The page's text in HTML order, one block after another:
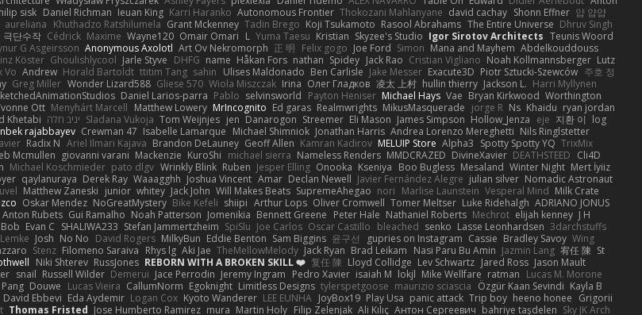
sisk Daniel Richman Ieuan King Karri Haranko Autonomous Frontier Thokozani Mahlanyane david cachay Shonn Effner 얍 얍얍
aureliana Khuthadzo Ratshilumela Grant Mckenney Tadin Brego Koji Tsukamoto Rasool Abrahams The Entire Universe Dhruv Singh
극단수작 Cédrick Maxime Wayne120 Omair Omari L Yuma Taesu Kristian Skyzee's Studio Igor Sirotov Architects Teunis Woord
G Asgeirsson Anonymous Axolotl Art Ov Nekromorph 正 明 Felix gogo Joe Ford Simon Mana and Mayhem Abdelkouddouss
Köster Ghoulishlycool Jarle Styve DHFG name Håkan Fors nathan Spidey Jack Rao Cristian Vigliano Noah Kollmannsberger Lutz
Vo Andrew Horald Bartoldt ttitim Tang sahin Ulises Maldonado Ben Carlisle Jake Messer Exacute3D Piotr Sztucki-Szewców 주호 정
Greg Miller Wonder Lizard588 Gliese 570 Wiola Miszczak Irina Олег Гладков 凌太 上村 hullin thierry Jackson L. Harri Myllynen
Daniel Larios-parra Pablo selvinsworld Payton Heniser Michael Hays Vae Bryan Kirkwood Worthington
Ott Menyhárt Marcell Matthew Lowery MrIncognito Ed garas Realmwrights MikusMasquerade jorge R Ns Khaidu ryan jordan
Khetabi יניב חלה Sladana Vukoja Tom Weijnjes jen Danarogon Streemer Eli Mason James Simpson Hollow_Jenza eje 지환 이 log
rajabbayev Crewman 47 Isabelle Lamarque Michael Shimniok Jonathan Harris Andrea Lorenzo Mereghetti Nils Ringlstetter
Radix N Ariel Ilmari Kajava Brandon DeLauney Geoff Allen Kamran Kadirov MELUIP Store Alpha3 Spotty Spotty YQ TrixMix
Mcmullen giovanni varani Mackenzie KuroShi michael sierra Nameless Renders MMDCRAZED DivineXavier DEATHSTEED Cli4D
Michael Koschmieder pato dlgv Wrinkly Blink Ruben Jesper Elling Onooka Kseniya Boo Bugless Mesaland Winter Night Mert İyiiz
qaylanuraya Derek Ray Waaagghh Joshua Vincent Amar Declan Newell Javier Fernández Alegre julian silver Nomadic Astronaut
Matthew Zaneski junior whitey Jack John Will Makes Beats SupremeAhegao nori Marlise Launstein Vesperal Mind Milk Crate
Oskar Mendez NoGreatMystery Bike Kefeli shiipi Arthur Lops Oliver Cromwell Tomer Meltser Luke Ridehalgh ADRIANO JONUS
Anton Rubets Gui Ramalho Noah Patterson Jomenikia Bennett Greene Peter Hale Nathaniel Roberts Mechrot elijah kenney J H
Evan C SHALIWA233 Stefan Jammertzheim SpiSlu Joe Carlos Oscar Castillo bleached senko Lasse Leonhardsen 3darchstuffs
Josh No No David Rogers MilkyBun Eddie Benton Sam Biggins 윤구선 gupries on Instagram Cassie Bradley Savoy Wing
Stenz Filomeno Saraiva Rhys lg Aki Jae TheMellowMelody Jack Ryan Brad Leikam Nasi Paru Bu Amin Jazmin Lang 宥任 陳 St
Niki Shterev RussJones REBORN WITH A BROKEN SKILL ❤️ 复任 陳 Lloyd Collidge Lev Schwartz Jared Ross Jason Mault
snail Russell Wilder Demerui Jace Perrodin Jeremy Ingram Pedro Xavier isaiah M lokjl Mike Wellfare ratman Lucas M. Morone
Douwe Lucas Vieira CallumNorm Egoknight Limitless Designs tylerspetgoose maurizio sciascia Özgür Kaan Sevindi Kayla B
David Ebbevi Eda Aydemir Logan Cox Kyoto Wanderer LEE EUNHA JoyBox19 Play Usa panic attack Trip boy heeno honee Grigorii
Thomas Fristed Jose Humberto Ramirez mura Martin Holy Filip Zelenjak Ali Kılıç Антон Сергеевич bahriye taşdelen Sky JK Arch